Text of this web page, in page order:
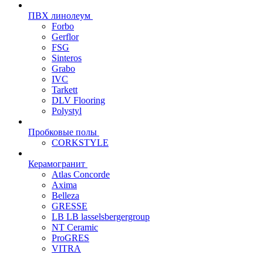
ПВХ линолеум
Forbo
Gerflor
FSG
Sinteros
Grabo
IVC
Tarkett
DLV Flooring
Polystyl
Пробковые полы
CORKSTYLE
Керамогранит
Atlas Concorde
Axima
Belleza
GRESSE
LB LB lasselsbergergroup
NT Ceramic
ProGRES
VITRA